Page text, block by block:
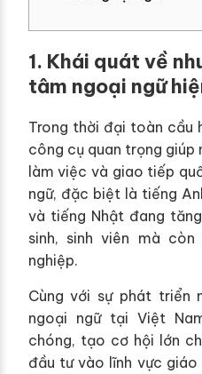
1. Khái quát về
tâm ngoại ngữ
Trong thời đại toàn cầu
công cụ quan trọng
làm việc và giao tiếp
ngữ, đặc biệt là tiếng
và tiếng Nhật đang
sinh, sinh viên mà
nghiệp.
Cùng với sự phát triển
ngoại ngữ tại Việt
chóng, tạo cơ hội lớn
đầu tư vào lĩnh vực giáo